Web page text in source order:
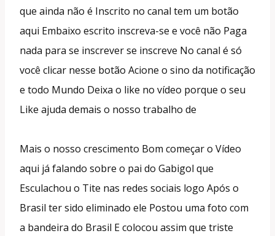
que ainda não é Inscrito no canal tem um botão
aqui Embaixo escrito inscreva-se e você não Paga
nada para se inscrever se inscreve No canal é só
você clicar nesse botão Acione o sino da notificação
e todo Mundo Deixa o like no vídeo porque o seu
Like ajuda demais o nosso trabalho de
Mais o nosso crescimento Bom começar o Vídeo
aqui já falando sobre o pai do Gabigol que
Esculachou o Tite nas redes sociais logo Após o
Brasil ter sido eliminado ele Postou uma foto com
a bandeira do Brasil E colocou assim que triste